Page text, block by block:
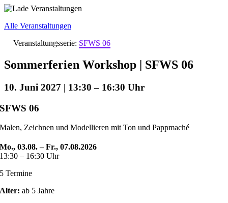
Alle Veranstaltungen
Veranstaltungsserie: SFWS 06
Sommerferien Workshop | SFWS 06
10. Juni 2027 | 13:30 – 16:30
SFWS 06
Malen, Zeichnen und Modellieren mit Ton und Pappmaché
Mo., 03.08. – Fr., 07.08.2026
13:30 – 16:30 Uhr
5 Termine
Alter: ab 5 Jahre